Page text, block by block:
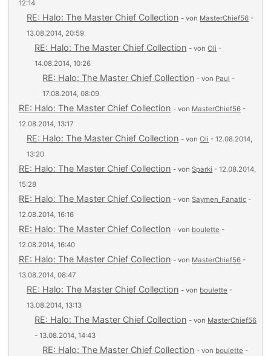
12:14
RE: Halo: The Master Chief Collection - von MasterChief56 -
13.08.2014, 20:59
RE: Halo: The Master Chief Collection - vonOli -
14.08.2014, 10:26
RE: Halo: The Master Chief Collection - von Paul -
17.08.2014, 08:09
RE: Halo: The Master Chief Collection - von MasterChief56 -
12.08.2014, 13:17
RE: Halo: The Master Chief Collection - vonOli - 12.08.2014,
13:20
RE: Halo: The Master Chief Collection - vonSparki - 12.08.2014,
15:28
RE: Halo: The Master Chief Collection - vonSaymen_Fanatic -
12.08.2014, 16:16
RE: Halo: The Master Chief Collection - von boulette -
12.08.2014, 16:40
RE: Halo: The Master Chief Collection - von MasterChief56 -
13.08.2014, 08:47
RE: Halo: The Master Chief Collection - von boulette -
13.08.2014, 13:13
RE: Halo: The Master Chief Collection - von MasterChief56
- 13.08.2014, 14:43
RE: Halo: The Master Chief Collection - von boulette -